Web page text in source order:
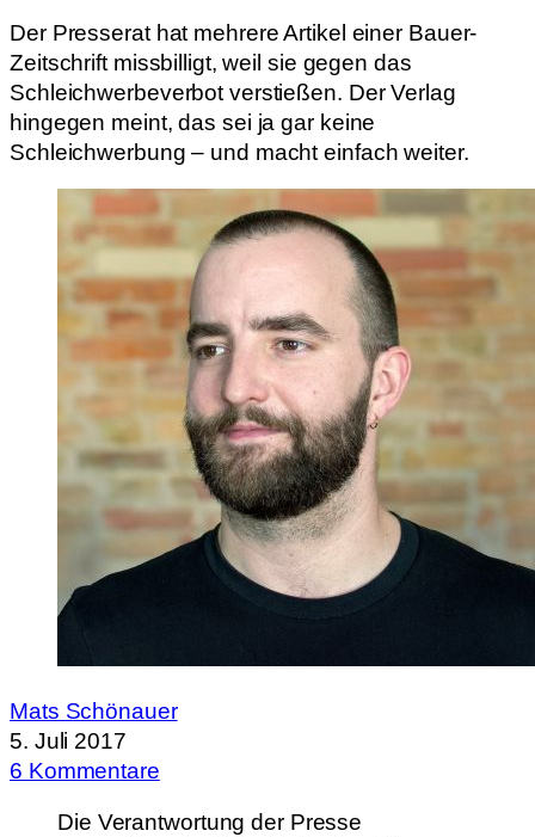
Der Presserat hat mehrere Artikel einer Bauer-
Zeitschrift missbilligt, weil sie gegen das
Schleichwerbeverbot verstießen. Der Verlag
hingegen meint, das sei ja gar keine
Schleichwerbung – und macht einfach weiter.
Mats Schönauer
5. Juli 2017
6 Kommentare
Die Verantwortung der Presse